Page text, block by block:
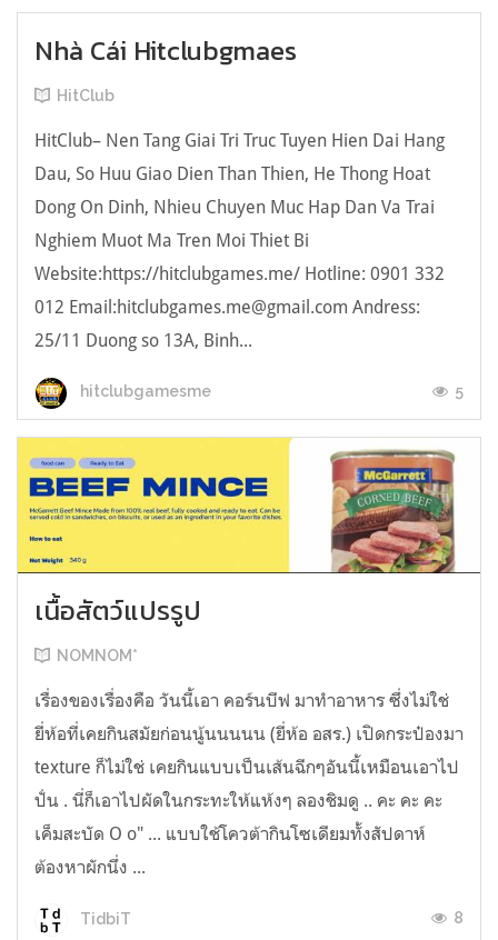
Nhà Cái Hitclubgmaes
HitClub
HitClub– Nen Tang Giai Tri Truc Tuyen Hien Dai Hang
Dau, So Huu Giao Dien Than Thien, He Thong Hoat
Dong On Dinh, Nhieu Chuyen Muc Hap Dan Va Trai
Nghiem Muot Ma Tren Moi Thiet Bi
Website:https://hitclubgames.me/ Hotline: 0901 332
012 Email:hitclubgames.me@gmail.com Andress:
25/11 Duong so 13A, Binh...
hitclubgamesme 5
เนื้อสัตว์แปรรูป
NOMNOM*
เรื่องของเรื่องคือ วันนี้เอา คอร์นบีฟ มาทำอาหาร ซึ่งไม่ใช่
ยี่ห้อที่เคยกินสมัยก่อนนู้นนนนน (ยี่ห้อ อสร.) เปิดกระป๋องมา
texture ก็ไม่ใช่ เคยกินแบบเป็นเส้นฉีกๆอันนี้เหมือนเอาไป
ปั่น . นี่ก็เอาไปผัดในกระทะให้แห้งๆ ลองชิมดู .. คะ คะ คะ
เค็มสะบัด O o" ... แบบใช้โควต้ากินโซเดียมทั้งสัปดาห์
ต้องหาผักนึ่ง ...
TidbiT 8